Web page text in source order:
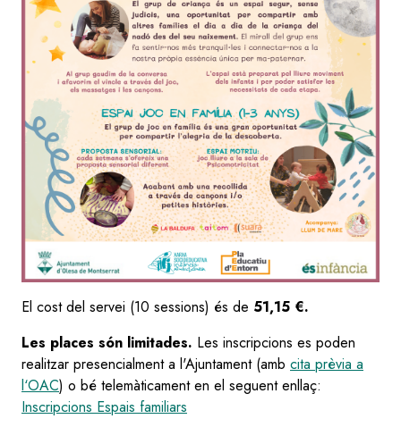
El cost del servei (10 sessions) és de 51,15 €.
Les places són limitades. Les inscripcions es poden
realitzar presencialment a l'Ajuntament (amb cita prèvia a
l‘OAC) o bé telemàticament en el seguent enllaç:
Inscripcions Espais familiars